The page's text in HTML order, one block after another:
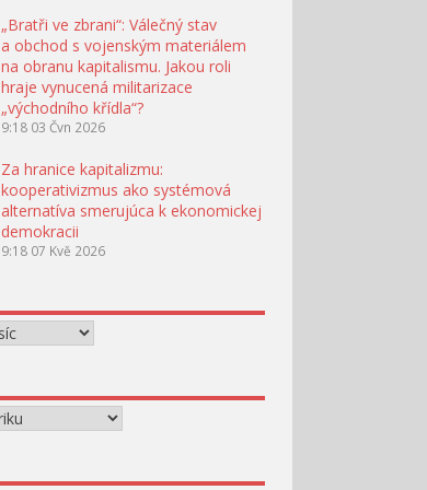
„Bratři ve zbrani“: Válečný stav
a obchod s vojenským materiálem
na obranu kapitalismu. Jakou roli
hraje vynucená militarizace
„východního křídla“?
9:18 03 Čvn 2026
Za hranice kapitalizmu:
kooperativizmus ako systémová
alternatíva smerujúca k ekonomickej
demokracii
9:18 07 Kvě 2026